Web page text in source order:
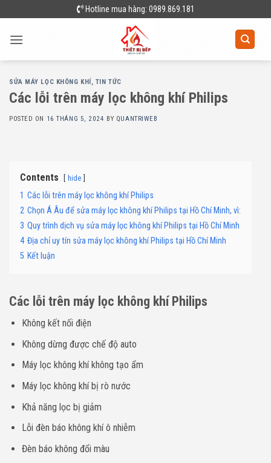
to
content
Hotline mua hàng: 0989.869.181
SỬA MÁY LỌC KHÔNG KHÍ, TIN TỨC
Các lỗi trên máy lọc không khí Philips
POSTED ON 16 THÁNG 5, 2024 BY QUANTRIWEB
Contents hide
1 Các lỗi trên máy lọc không khí Philips
2 Chọn Á Âu để sửa máy lọc không khí Philips tại Hồ Chí Minh, vì:
3 Quy trình dịch vụ sửa máy lọc không khí Philips tại Hồ Chí Minh
4 Địa chỉ uy tín sửa máy lọc không khí Philips tại Hồ Chí Minh
5 Kết luận
Các lỗi trên máy lọc không khí Philips
Không kết nối điện
Không dừng được chế độ auto
Máy lọc không khí không tạo ẩm
Máy lọc không khí bị rò nước
Khả năng lọc bị giảm
Lỗi đèn báo không khí ô nhiễm
Đèn báo không đổi màu